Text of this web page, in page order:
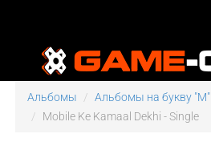
Альбомы
Альбомы на букву "M"
Mobile Ke Kamaal Dekhi - Single